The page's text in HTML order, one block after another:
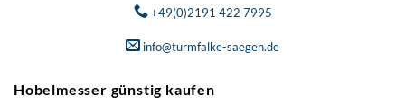
+49(0)2191 422 7995
info@turmfalke-saegen.de
Hobelmesser günstig kaufen